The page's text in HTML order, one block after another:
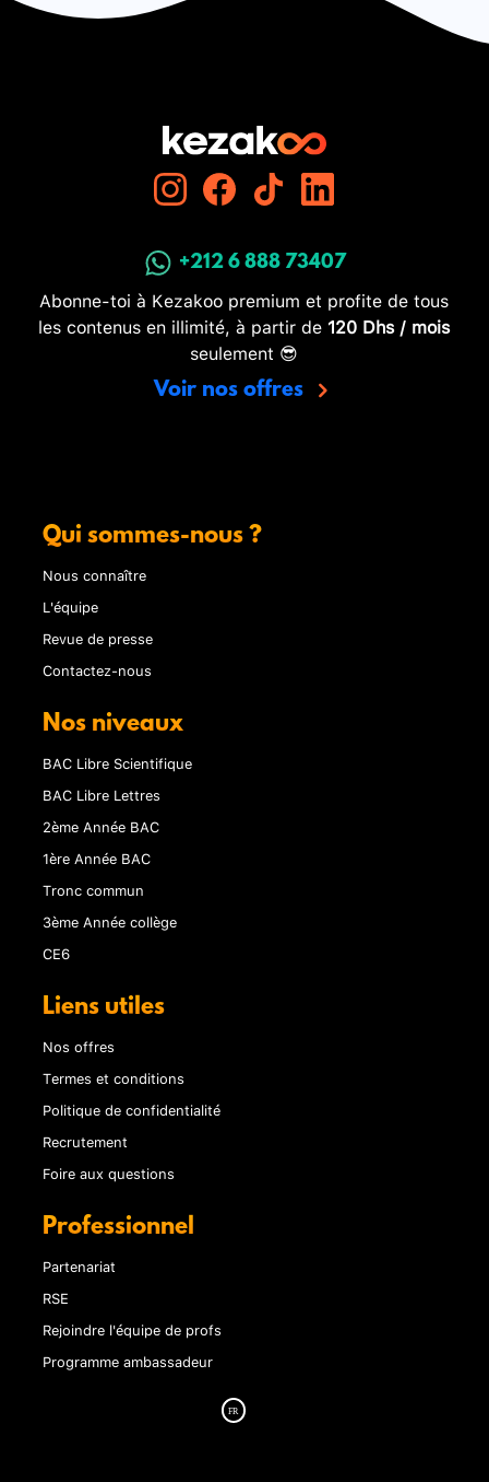
+212 6 888 73407
Abonne-toi à Kezakoo premium et profite de tous
les contenus en illimité, à partir de 120 Dhs / mois
seulement 😎
Voir nos offres
Qui sommes-nous ?
Nous connaître
L'équipe
Revue de presse
Contactez-nous
Nos niveaux
BAC Libre Scientifique
BAC Libre Lettres
2ème Année BAC
1ère Année BAC
Tronc commun
3ème Année collège
CE6
Liens utiles
Nos offres
Termes et conditions
Politique de confidentialité
Recrutement
Foire aux questions
Professionnel
Partenariat
RSE
Rejoindre l'équipe de profs
Programme ambassadeur